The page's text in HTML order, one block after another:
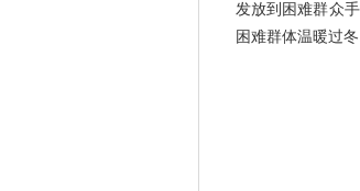
发放到困难群众
困难群体温暖过